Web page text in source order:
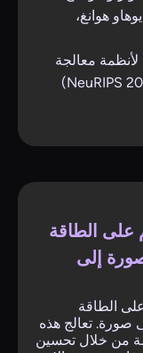
هوانغ،
لأنظمة معالجة
على الطاقة
إلى
على الطاقة
صورة. تعالج هذه
من خلال تحسين